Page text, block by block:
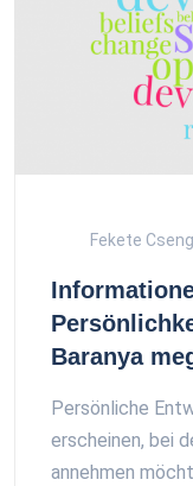
Fekete
Baranya
Persönliche
erscheinen, bei
annehmen